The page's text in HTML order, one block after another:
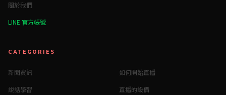
關於我們
LINE 官方帳號
CATEGORIES
新聞資訊
如何開始直播
說話學習
直播的設備